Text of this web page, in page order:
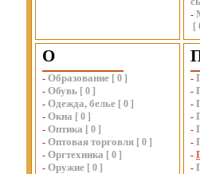
-
[
О
- Образование [ 0 ]
- Обувь [ 0 ]
- Одежда, белье [ 0 ]
- Окна [ 0 ]
- Оптика [ 0 ]
- Оптовая торговля [ 0 ]
- Оргтехника [ 0 ]
- Оружие [ 0 ]
-
-
-
-
-
-
-
-